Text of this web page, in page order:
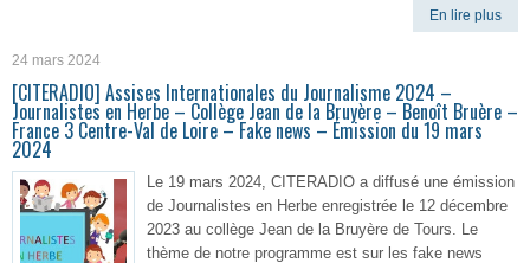
En lire plus
24 mars 2024
[CITERADIO] Assises Internationales du Journalisme 2024 –
Journalistes en Herbe – Collège Jean de la Bruyère – Benoît Bruère –
France 3 Centre-Val de Loire – Fake news – Émission du 19 mars
2024
Le 19 mars 2024, CITERADIO a diffusé une émission
de Journalistes en Herbe enregistrée le 12 décembre
2023 au collège Jean de la Bruyère de Tours. Le
thème de notre programme est sur les fake news